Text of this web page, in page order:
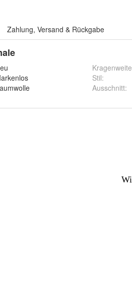
Zahlung, Versand & Rückgabe
Kragenweite
Stil:
Ausschnitt: